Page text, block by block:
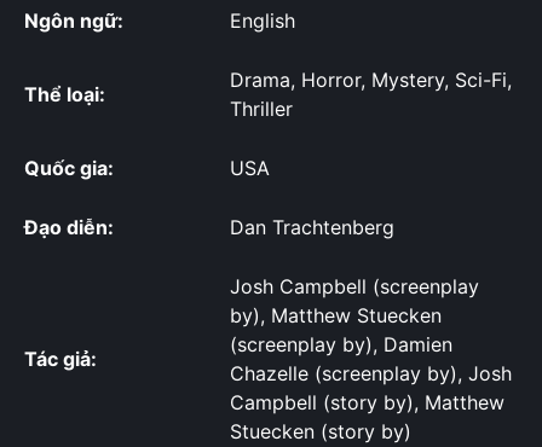
Ngôn ngữ: English
Thể loại:
Drama, Horror, Mystery, Sci-Fi,
Thriller
Quốc gia: USA
Đạo diễn: Dan Trachtenberg
Tác giả:
Josh Campbell (screenplay
by), Matthew Stuecken
(screenplay by), Damien
Chazelle (screenplay by), Josh
Campbell (story by), Matthew
Stuecken (story by)